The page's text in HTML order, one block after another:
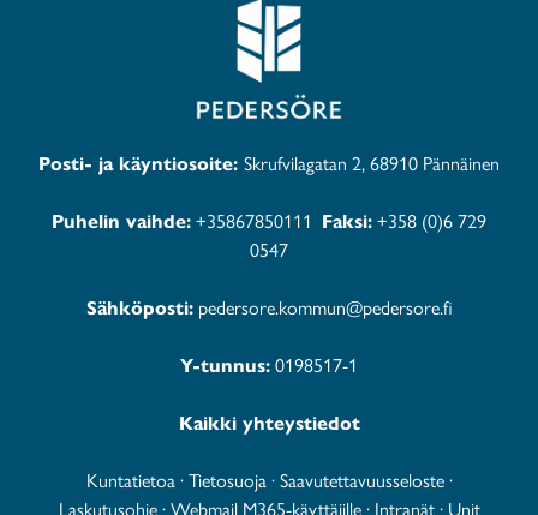
Posti- ja käyntiosoite: Skrufvilagatan 2, 68910 Pännäinen
Puhelin vaihde:+35867850111 Faksi:+358 (0)6 729
0547
Sähköposti: pedersore.kommun@pedersore.fi
Y-tunnus:0198517-1
Kaikki yhteystiedot
Kuntatietoa·Tietosuoja·Saavutettavuusseloste·
Laskutusohje·Webmail M365-käyttäjille· Intranät· Unit